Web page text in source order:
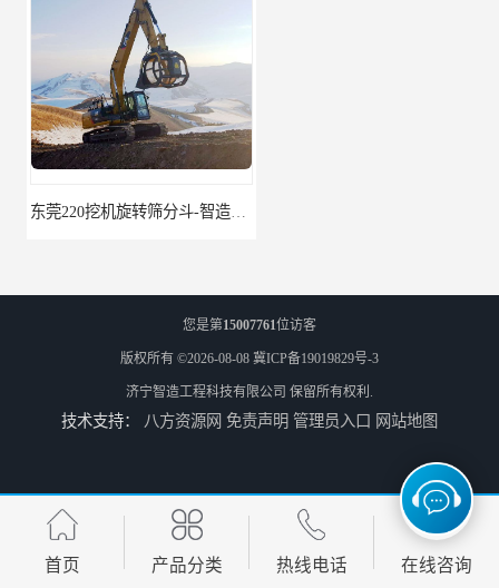
东莞220挖机旋转筛分斗-智造大观报价-旋转筛沙斗筛沙机
挖掘机除草机 315挖掘机割草机 智造大观 园林割草机 135挖掘机割草机 智造大观
您是第15007761位访客
版权所有 ©2026-08-08 冀ICP备19019829号-3
济宁智造工程科技有限公司 保留所有权利.
技术支持： 八方资源网 免责声明 管理员入口 网站地图
首页 产品分类 热线电话 在线咨询